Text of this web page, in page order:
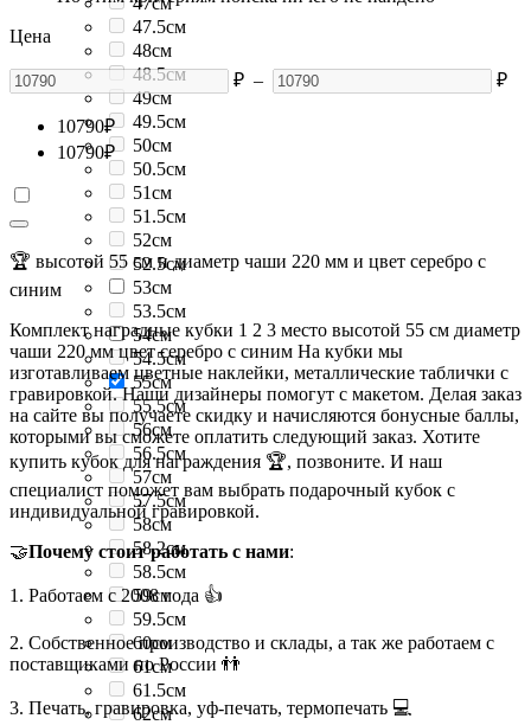
47.5см
48см
48.5см
49см
49.5см
50см
50.5см
51см
51.5см
52см
52.5см
53см
53.5см
54см
54.5см
55см
55.5см
56см
56.5см
57см
57.5см
58см
58.2см
58.5см
59см
59.5см
60см
61см
61.5см
62см
Цена
₽ – ₽
10790₽
10790₽
🏆 высотой 55 см и диаметр чаши 220 мм и цвет серебро с
синим
Комплект наградные кубки 1 2 3 место высотой 55 см диаметр
чаши 220 мм цвет серебро с синим На кубки мы
изготавливаем цветные наклейки, металлические таблички с
гравировкой. Наши дизайнеры помогут с макетом. Делая заказ
на сайте вы получаете скидку и начисляются бонусные баллы,
которыми вы сможете оплатить следующий заказ. Хотите
купить кубок для награждения 🏆, позвоните. И наш
специалист поможет вам выбрать подарочный кубок с
индивидуальной гравировкой.
🤝Почему стоит работать с нами:
1. Работаем с 2008 года 👍
2. Собственное производство и склады, а так же работаем с
поставщиками по России 👬
3. Печать, гравировка, уф-печать, термопечать 💻